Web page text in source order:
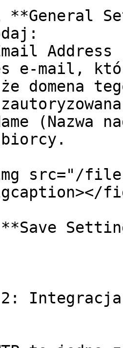
**General
e-mail,
domena
src="/
2: